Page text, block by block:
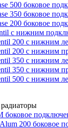
500 боковое
350 боковое
200 боковое
с нижним
200 с нижним
200 с нижним
350 с нижним
350 с нижним
500 с нижним
боковое
200 боковое